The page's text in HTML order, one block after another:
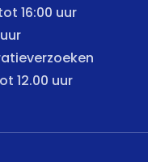
16:00 uur
12.00 uur